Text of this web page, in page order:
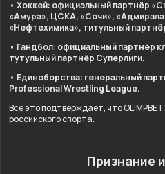
• Хоккей: официальный партнёр
«Амура», ЦСКА, «Сочи»,
«Нефтехимика», титульный
• Гандбол: официальный партнёр
тутульный партнёр Суперлиги.
• Единоборства: генеральный
Professional Wrestling League.
Всё это подтверждает, что
российского спорта.
Признание